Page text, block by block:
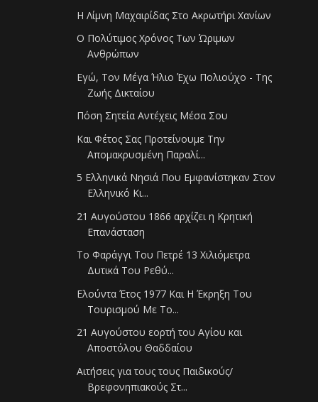
Η Λίμνη Μαχαιρίδας Στο Ακρωτήρι Χανίων
Ο Πολύτιμος Χρόνος Των Ώριμων
Ανθρώπων
Εγώ, Τον Μέγα Ήλιο Έχω Πολιούχο - Της
Ζωής Δικταίου
Πόση Σητεία Αντέχεις Μέσα Σου
Και Φέτος Σας Προτείνουμε Την
Απομακρυσμένη Παραλί...
5 Ελληνικά Νησιά Που Εμφανίστηκαν Στον
Ελληνικό Κι...
21 Αυγούστου 1866 αρχίζει η Κρητική
Επανάσταση
Το Φαράγγι Του Πετρέ 13 Χιλιόμετρα
Δυτικά Του Ρεθύ...
Ελούντα Έτος 1977 Και Η Έκρηξη Του
Τουρισμού Με Το...
21 Αυγούστου εορτή του Αγίου και
Αποστόλου Θαδδαίου
Αιτήσεις για τους τους Παιδικούς/
Βρεφονηπιακούς Στ...